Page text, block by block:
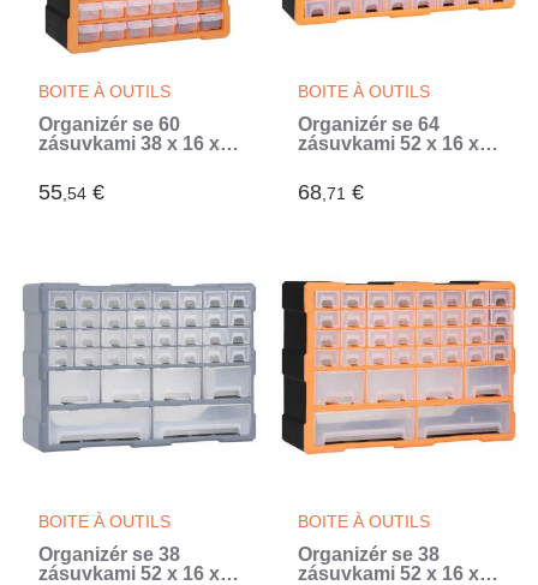
BOITE À OUTILS
Organizér se 60
zásuvkami 38 x 16 x
55,54 €
BOITE À OUTILS
Organizér se 64
zásuvkami 52 x 16 x
68,71 €
BOITE À OUTILS
Organizér se 38
zásuvkami 52 x 16 x
BOITE À OUTILS
Organizér se 38
zásuvkami 52 x 16 x